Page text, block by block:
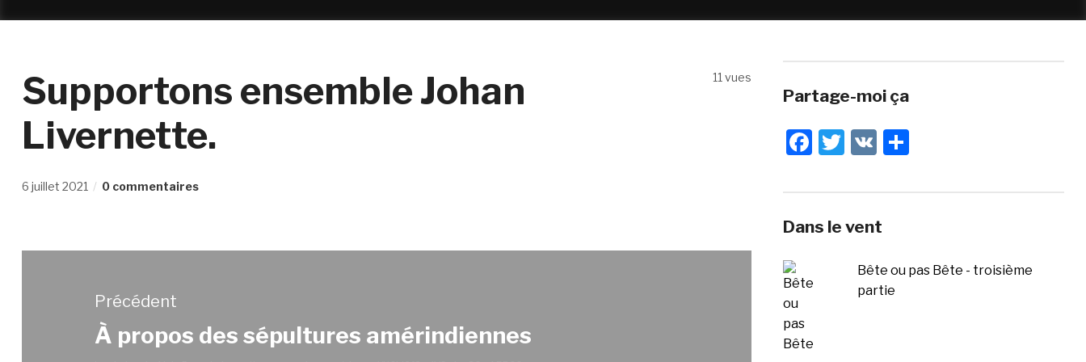
11 vues
Supportons ensemble Johan
Livernette.
6 juillet 2021 0 commentaires
Précédent
À propos des sépultures amérindiennes
Partage-moi ça
Facebook
Twitter
VKShare
Dans le vent
Bête ou pas Bête - troisième
partie